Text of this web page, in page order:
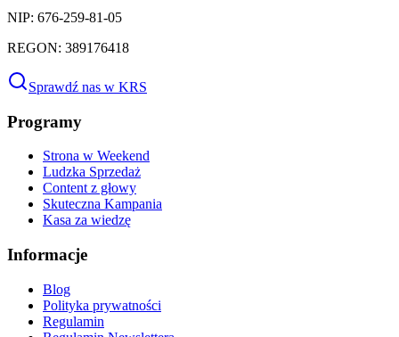
NIP: 676-259-81-05
REGON: 389176418
Sprawdź nas w KRS
Programy
Strona w Weekend
Ludzka Sprzedaż
Content z głowy
Skuteczna Kampania
Kasa za wiedzę
Informacje
Blog
Polityka prywatności
Regulamin